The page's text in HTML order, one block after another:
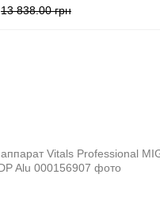
13 838.00 грн